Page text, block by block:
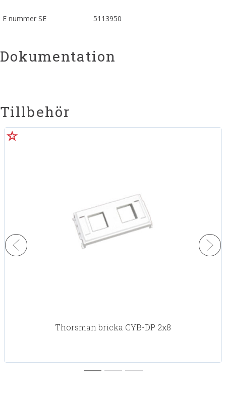
E nummer SE 5113950
Dokumentation
Tillbehör
Thorsman bricka CYB-DP 2x8